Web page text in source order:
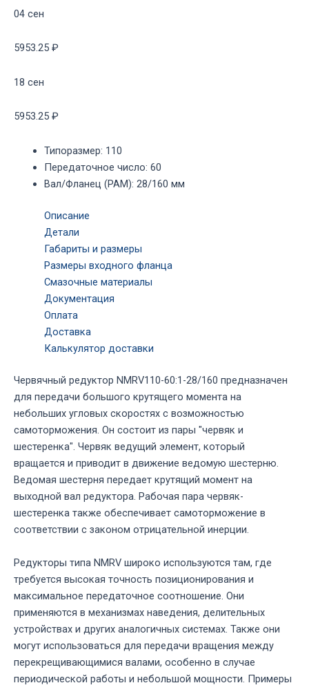
04 сен
5953.25 ₽
18 сен
5953.25 ₽
Типоразмер: 110
Передаточное число: 60
Вал/Фланец (PAM): 28/160 мм
Описание
Детали
Габариты и размеры
Размеры входного фланца
Смазочные материалы
Документация
Оплата
Доставка
Калькулятор доставки
Червячный редуктор NMRV110-60:1-28/160 предназначен
для передачи большого крутящего момента на
небольших угловых скоростях с возможностью
самоторможения. Он состоит из пары "червяк и
шестеренка". Червяк ведущий элемент, который
вращается и приводит в движение ведомую шестерню.
Ведомая шестерня передает крутящий момент на
выходной вал редуктора. Рабочая пара червяк-
шестеренка также обеспечивает самоторможение в
соответствии с законом отрицательной инерции.
Редукторы типа NMRV широко используются там, где
требуется высокая точность позиционирования и
максимальное передаточное соотношение. Они
применяются в механизмах наведения, делительных
устройствах и других аналогичных системах. Также они
могут использоваться для передачи вращения между
перекрещивающимися валами, особенно в случае
периодической работы и небольшой мощности. Примеры